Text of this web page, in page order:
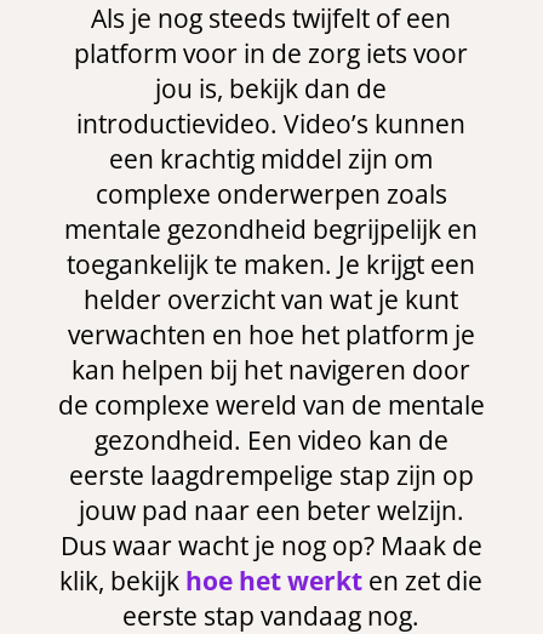
Als je nog steeds twijfelt of een
platform voor in de zorg iets voor
jou is, bekijk dan de
introductievideo. Video’s kunnen
een krachtig middel zijn om
complexe onderwerpen zoals
mentale gezondheid begrijpelijk en
toegankelijk te maken. Je krijgt een
helder overzicht van wat je kunt
verwachten en hoe het platform je
kan helpen bij het navigeren door
de complexe wereld van de mentale
gezondheid. Een video kan de
eerste laagdrempelige stap zijn op
jouw pad naar een beter welzijn.
Dus waar wacht je nog op? Maak de
klik, bekijk hoe het werkt en zet die
eerste stap vandaag nog.